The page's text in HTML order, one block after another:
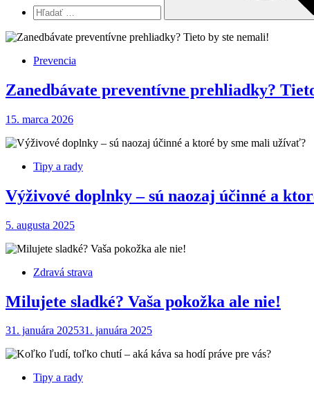
Prevencia
Zanedbávate preventívne prehliadky?
15. marca 2026
Tipy a rady
Výživové doplnky – sú naozaj účinné a
5. augusta 2025
Zdravá strava
Milujete sladké? Vaša pokožka ale nie!
31. januára 202531. januára 2025
Tipy a rady